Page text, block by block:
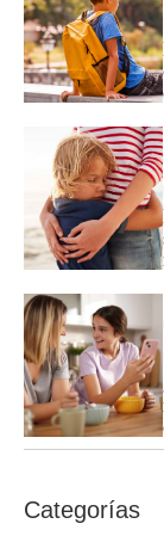
Categorías